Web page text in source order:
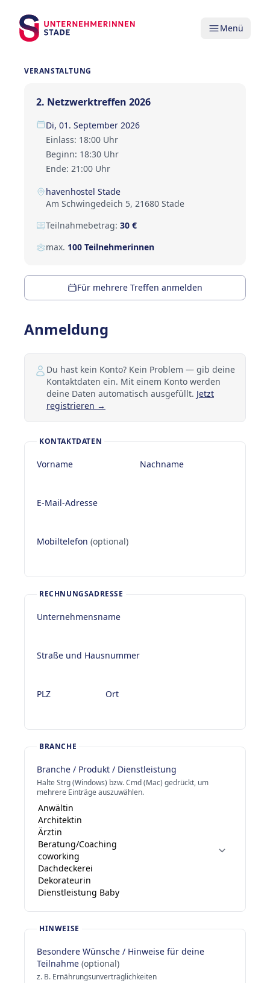
Menü
VERANSTALTUNG
2. Netzwerktreffen 2026
Di, 01. September 2026
Einlass: 18:00 Uhr
Beginn: 18:30 Uhr
Ende: 21:00 Uhr
havenhostel Stade
Am Schwingedeich 5, 21680 Stade
Teilnahmebetrag: 30 €
max. 100 Teilnehmerinnen
Für mehrere Treffen anmelden
Anmeldung
Du hast kein Konto? Kein Problem — gib deine
Kontaktdaten ein. Mit einem Konto werden
deine Daten automatisch ausgefüllt. Jetzt
registrieren →
KONTAKTDATEN
Vorname Nachname
E-Mail-Adresse
Mobiltelefon (optional)
RECHNUNGSADRESSE
Unternehmensname
Straße und Hausnummer
PLZ Ort
BRANCHE
Branche / Produkt / Dienstleistung
Halte Strg (Windows) bzw. Cmd (Mac) gedrückt, um
mehrere Einträge auszuwählen.
HINWEISE
Besondere Wünsche / Hinweise für deine
Teilnahme (optional)
z. B. Ernährungsunverträglichkeiten